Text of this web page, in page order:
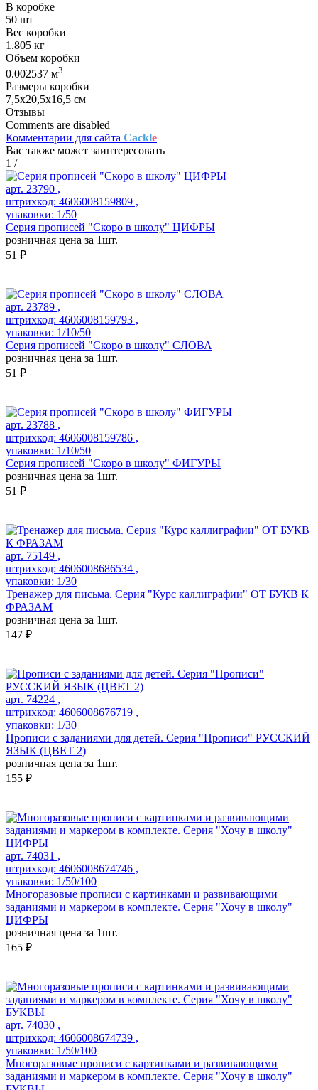
В коробке
50 шт
Вес коробки
1.805 кг
Объем коробки
0.002537 м3
Размеры коробки
7,5х20,5х16,5 см
Отзывы
Comments are disabled
Комментарии для сайта Cackle
Вас также может заинтересовать
1 /
арт. 23790 ,
штрихкод: 4606008159809 ,
упаковки: 1/50
Серия прописей "Скоро в школу" ЦИФРЫ
розничная цена за 1шт.
51 ₽
арт. 23789 ,
штрихкод: 4606008159793 ,
упаковки: 1/10/50
Серия прописей "Скоро в школу" СЛОВА
розничная цена за 1шт.
51 ₽
арт. 23788 ,
штрихкод: 4606008159786 ,
упаковки: 1/10/50
Серия прописей "Скоро в школу" ФИГУРЫ
розничная цена за 1шт.
51 ₽
арт. 75149 ,
штрихкод: 4606008686534 ,
упаковки: 1/30
Тренажер для письма. Серия "Курс каллиграфии" ОТ БУКВ К
ФРАЗАМ
розничная цена за 1шт.
147 ₽
арт. 74224 ,
штрихкод: 4606008676719 ,
упаковки: 1/30
Прописи с заданиями для детей. Серия "Прописи" РУССКИЙ
ЯЗЫК (ЦВЕТ 2)
розничная цена за 1шт.
155 ₽
арт. 74031 ,
штрихкод: 4606008674746 ,
упаковки: 1/50/100
Многоразовые прописи с картинками и развивающими
заданиями и маркером в комплекте. Серия "Хочу в школу"
ЦИФРЫ
розничная цена за 1шт.
165 ₽
арт. 74030 ,
штрихкод: 4606008674739 ,
упаковки: 1/50/100
Многоразовые прописи с картинками и развивающими
заданиями и маркером в комплекте. Серия "Хочу в школу"